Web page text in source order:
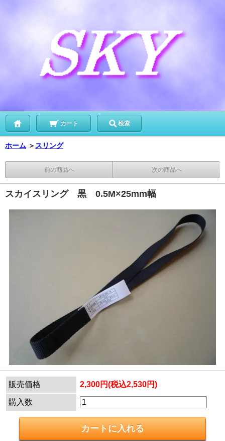
カート 検索
ホーム ＞ スリング
前の商品へ 次の商品へ
スカイスリング 黒 0.5M×25mm幅
販売価格 2,300円(税込2,530円)
購入数